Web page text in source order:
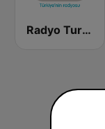
Radyo Turkuvaz